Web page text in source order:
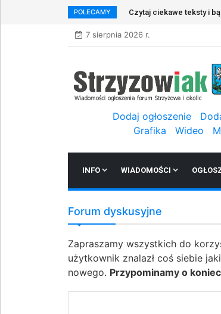
POLECAMY Czytaj ciekawe teksty i
7 sierpnia 2026 r.
Dodaj ogłoszenie
Grafika
Wideo
INFO WIADOMOŚCI
Forum dyskusyjne
Zapraszamy wszystkich do
użytkownik znalazł coś siebie
nowego. Przypominamy o